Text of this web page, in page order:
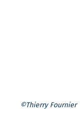
©Thierry Fournier